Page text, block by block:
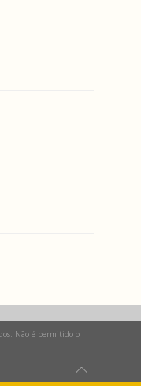
Não é permitido o